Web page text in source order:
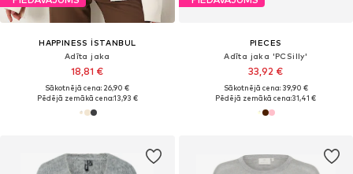
HAPPINESS İSTANBUL
Adīta jaka
18,81 €
Sākotnējā cena: 26,90 €
Pēdējā zemākā cena:13,93 €
PIECES
Adīta jaka 'PCSilly'
33,92 €
Sākotnējā cena: 39,90 €
Pēdējā zemākā cena:31,41 €